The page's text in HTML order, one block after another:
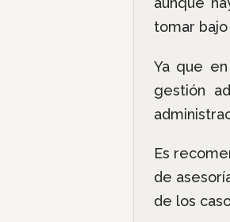
tomar
Ya que
gestión
Es
de
de los